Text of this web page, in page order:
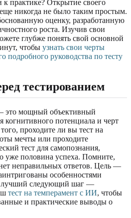
к практике? Открытие своего
никогда не было таким простым.
оценку, разработанную
роста. Изучив свои
глубже понять свой основной
чтобы узнать свои черты
подробного руководства по тесту
тестированием
это мощный объективный
когнитивного потенциала и черт
проходите ли вы тест на
мечты или проходите
тест для самопознания,
уже половина успеха. Помните,
неправильных ответов. Цель —
особенностями
лучший следующий шаг —
тест на темперамент с ИИ, чтобы
и практические выводы о